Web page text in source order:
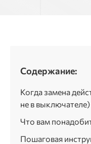
Содержание:
Когда замена
не в выключателе)
Что вам
Пошаговая